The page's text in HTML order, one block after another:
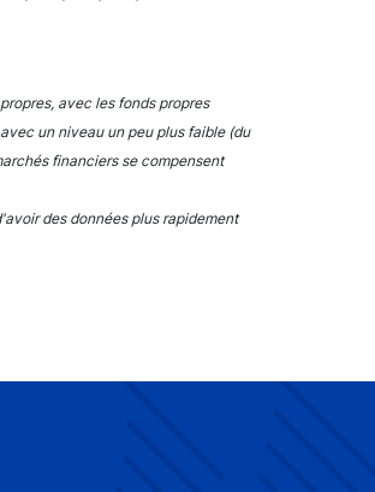
avec les fonds propres
un niveau un peu plus faible (du
financiers se compensent
des données plus rapidement